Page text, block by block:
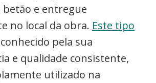
betão e entregue
no local da obra. Este tipo
pela sua
e qualidade consistente,
utilizado na